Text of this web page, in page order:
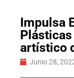
Impulsa
artístico
Junio 28,